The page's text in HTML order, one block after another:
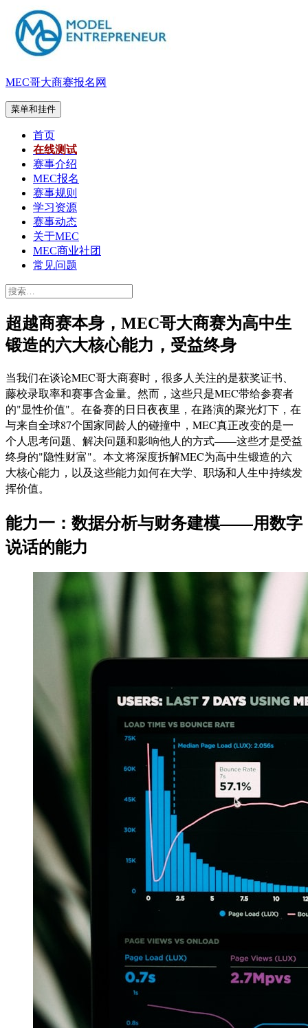
至
内
MEC哥大商赛报名网
菜单和挂件
首页
在线测试
赛事介绍
MEC报名
赛事规则
学习资源
赛事动态
关于MEC
MEC商业社团
常见问题
搜
超越商赛本身，MEC哥大商赛为高中生
锻造的六大核心能力，受益终身
当我们在谈论MEC哥大商赛时，很多人关注的是获奖证书、
藤校录取率和赛事含金量。然而，这些只是MEC带给参赛者
的"显性价值"。在备赛的日日夜夜里，在路演的聚光灯下，在
与来自全球87个国家同龄人的碰撞中，MEC真正改变的是一
个人思考问题、解决问题和影响他人的方式——这些才是受益
终身的"隐性财富"。本文将深度拆解MEC为高中生锻造的六
大核心能力，以及这些能力如何在大学、职场和人生中持续发
挥价值。
能力一：数据分析与财务建模——用数字
说话的能力